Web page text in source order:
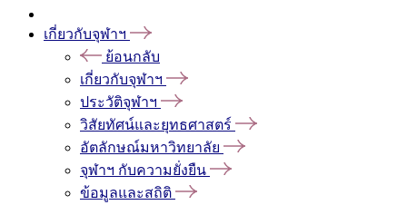
เกี่ยวกับจุฬาฯ
ย้อนกลับ
เกี่ยวกับจุฬาฯ
ประวัติจุฬาฯ
วิสัยทัศน์และยุทธศาสตร์
อัตลักษณ์มหาวิทยาลัย
จุฬาฯ กับความยั่งยืน
ข้อมูลและสถิติ